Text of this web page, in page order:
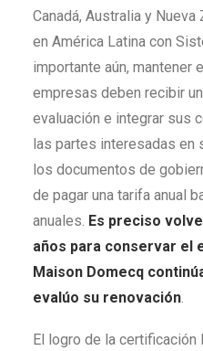
Canadá, Australia y
en América Latina con
importante aún, mantener
empresas deben recibir
evaluación e integrar sus
las partes interesadas en
los documentos de
de pagar una tarifa anual
anuales. Es preciso
años para conservar el
Maison Domecq
evalúo su renovación.
El logro de la